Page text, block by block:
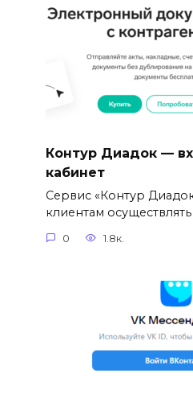
Контур Диадок —
кабинет
Сервис «Контур
клиентам осуществлять
0 1.8к.